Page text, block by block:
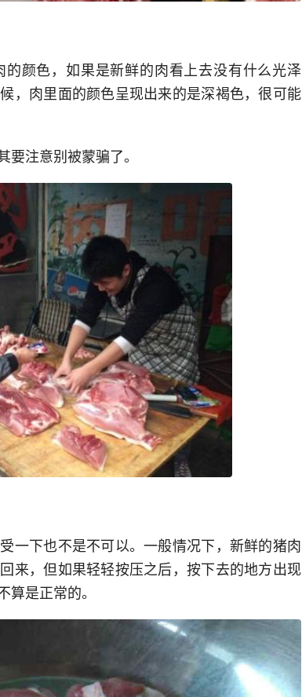
颜色，如果是新鲜的肉看上去没有什么光泽
，肉里面的颜色呈现出来的是深褐色，很可能
注意别被蒙骗了。
一下也不是不可以。一般情况下，新鲜的猪肉
来，但如果轻轻按压之后，按下去的地方出现
是正常的。